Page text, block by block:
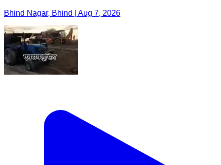
Bhind Nagar, Bhind | Aug 7, 2026